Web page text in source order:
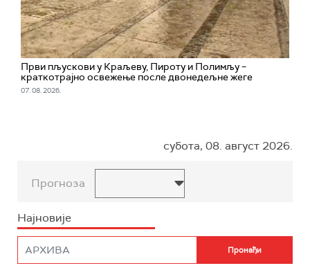
Први пљускови у Краљеву, Пироту и Полимљу –
краткотрајно освежење после двонедељне жеге
07. 08. 2026.
субота, 08. август 2026.
Прогноза
Најновије